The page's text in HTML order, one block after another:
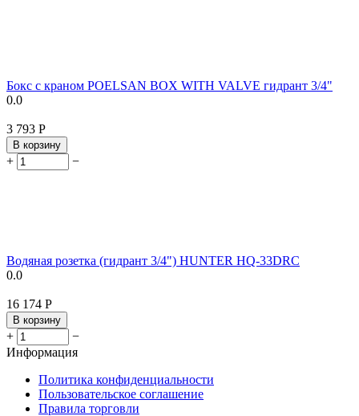
Бокс с краном POELSAN BOX WITH VALVE гидрант 3/4"
0.0
3 793 Р
В корзину
+ −
Водяная розетка (гидрант 3/4") HUNTER HQ-33DRC
0.0
16 174 Р
В корзину
+
−
Информация
Политика конфиденциальности
Пользовательское соглашение
Правила торговли